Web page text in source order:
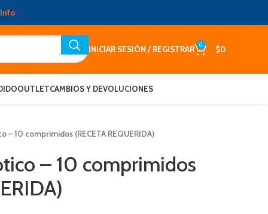
INICIAR SESIÓN / REGISTRAR 0 $0
OUTLETCAMBIOS Y DEVOLUCIONES
– 10 comprimidos (RECETA REQUERIDA)
– 10 comprimidos